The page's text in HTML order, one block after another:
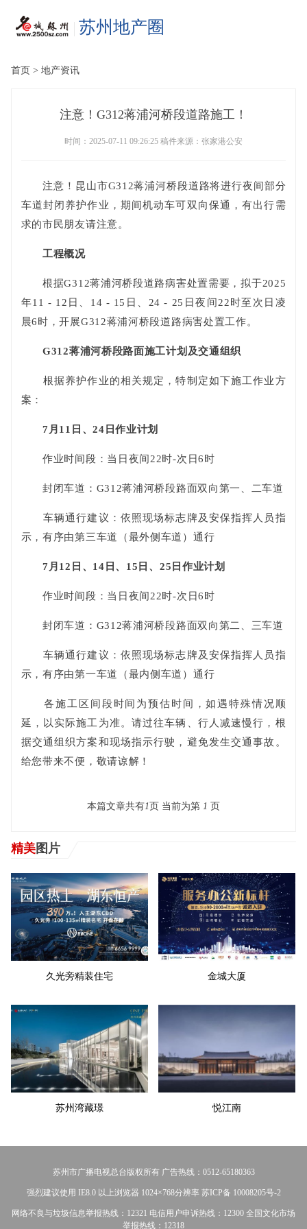
苏州地产圈
首页 > 地产资讯
注意！G312蒋浦河桥段道路施工！
时间：2025-07-11 09:26:25 稿件来源：张家港公安
注意！昆山市G312蒋浦河桥段道路将进行夜间部分
车道封闭养护作业，期间机动车可双向保通，有出行需
求的市民朋友请注意。
工程概况
根据G312蒋浦河桥段道路病害处置需要，拟于2025
年11 - 12日、14 - 15日、24 - 25日夜间22时至次日凌
晨6时，开展G312蒋浦河桥段道路病害处置工作。
G312蒋浦河桥段路面施工计划及交通组织
根据养护作业的相关规定，特制定如下施工作业方
案：
7月11日、24日作业计划
作业时间段：当日夜间22时-次日6时
封闭车道：G312蒋浦河桥段路面双向第一、二车道
车辆通行建议：依照现场标志牌及安保指挥人员指
示，有序由第三车道（最外侧车道）通行
7月12日、14日、15日、25日作业计划
作业时间段：当日夜间22时-次日6时
封闭车道：G312蒋浦河桥段路面双向第二、三车道
车辆通行建议：依照现场标志牌及安保指挥人员指
示，有序由第一车道（最内侧车道）通行
各施工区间段时间为预估时间，如遇特殊情况顺
延，以实际施工为准。请过往车辆、行人减速慢行，根
据交通组织方案和现场指示行驶，避免发生交通事故。
给您带来不便，敬请谅解！
本篇文章共有1 页 当前为第 1 页
精美图片
久光旁精装住宅 金城大厦
苏州湾藏璟 悦江南
苏州市广播电视总台版权所有 广告热线：0512-65180363
强烈建议使用 IE8.0 以上浏览器 1024×768分辨率 苏ICP备 10008205号-2
网络不良与垃圾信息举报热线：12321 电信用户申诉热线：12300 全国文化市场
举报热线：12318